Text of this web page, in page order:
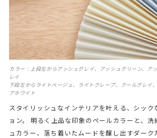
カラー：上段左からアッシュグレイ、アッシュグリーン、ア
レイ
下段左からライトベージュ、ライトクレープ、クールグレイ
アホワイト
スタイリッシュなインテリアを叶える、シック
ョン。 明るく上品な印象のペールカラーと、洗
ュカラー、落ち着いたムードを醸し出すダーク